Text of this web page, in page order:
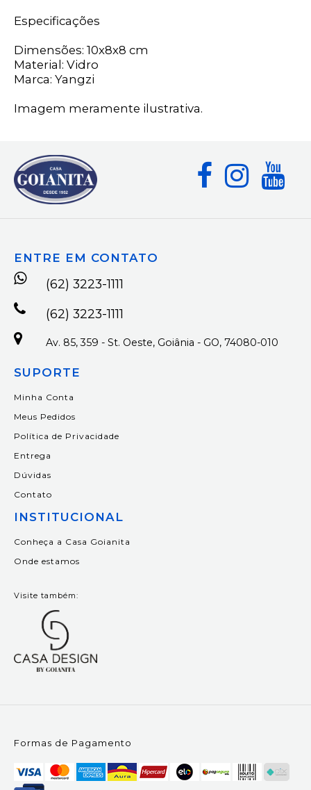
Especificações
Dimensões: 10x8x8 cm
Material: Vidro
Marca: Yangzi
Imagem meramente ilustrativa.
ENTRE EM CONTATO
(62) 3223-1111
(62) 3223-1111
Av. 85, 359 - St. Oeste, Goiânia - GO, 74080-010
SUPORTE
Minha Conta
Meus Pedidos
Política de Privacidade
Entrega
Dúvidas
Contato
INSTITUCIONAL
Conheça a Casa Goianita
Onde estamos
Visite também:
Formas de Pagamento